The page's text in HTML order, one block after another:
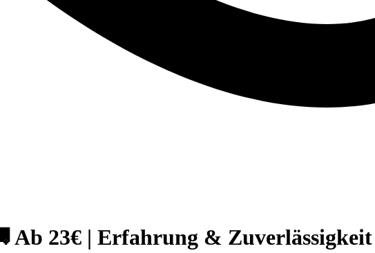
Ab 23€ | Erfahrung & Zuverlässigkeit